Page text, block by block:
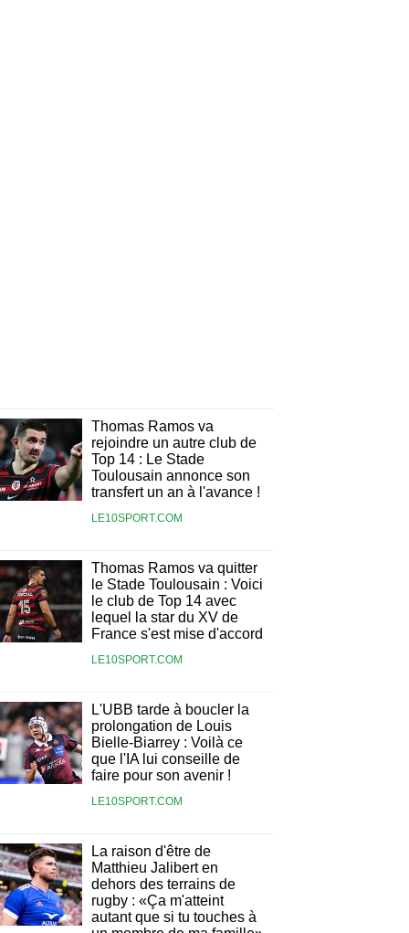
Thomas Ramos va
rejoindre un autre club de
Top 14 : Le Stade
Toulousain annonce son
transfert un an à l'avance !
LE10SPORT.COM
Thomas Ramos va quitter
le Stade Toulousain : Voici
le club de Top 14 avec
lequel la star du XV de
France s'est mise d'accord
LE10SPORT.COM
L'UBB tarde à boucler la
prolongation de Louis
Bielle-Biarrey : Voilà ce
que l'IA lui conseille de
faire pour son avenir !
LE10SPORT.COM
La raison d'être de
Matthieu Jalibert en
dehors des terrains de
rugby : «Ça m'atteint
autant que si tu touches à